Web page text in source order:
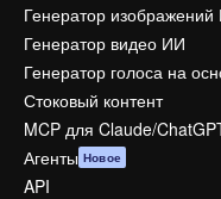
Генератор
Генератор видео ИИ
Генератор голоса на
Стоковый контент
MCP для Claude/
Агенты Новое
API